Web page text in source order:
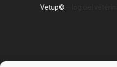
Vetup©